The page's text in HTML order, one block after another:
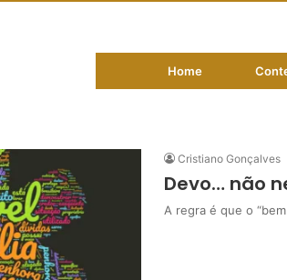
Home
Cristiano Gonçalves
Devo… não
A regra é que o